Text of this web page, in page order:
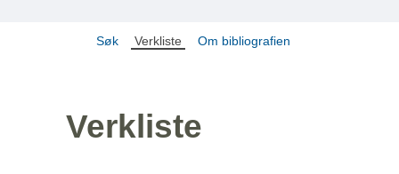
Søk Verkliste Om bibliografien
Verkliste